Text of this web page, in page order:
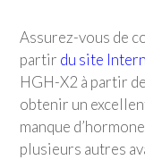
Assurez-vous de
partir du site
HGH-X2 à partir
obtenir un
manque
plusieurs autres